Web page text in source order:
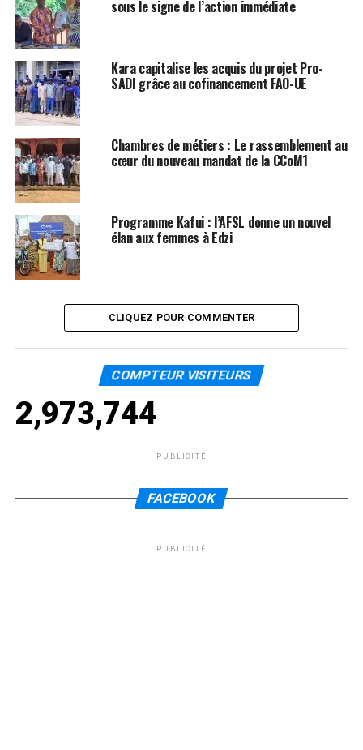
sous le signe de l’action immédiate
Kara capitalise les acquis du projet Pro-
SADI grâce au cofinancement FAO-UE
Chambres de métiers : Le rassemblement au
cœur du nouveau mandat de la CCoM1
Programme Kafui : l’AFSL donne un nouvel
élan aux femmes à Edzi
CLIQUEZ POUR COMMENTER
COMPTEUR VISITEURS
2,973,744
PUBLICITÉ
FACEBOOK
PUBLICITÉ